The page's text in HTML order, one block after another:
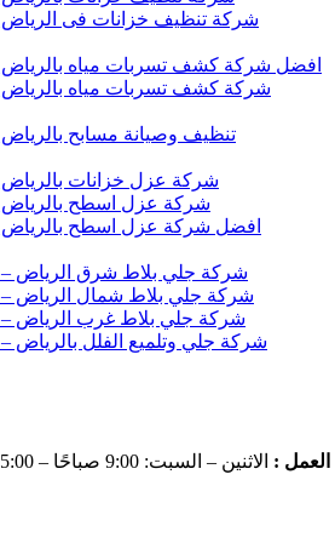
شركة تنظيف خزانات فى الرياض 0552050702
افضل شركة كشف تسربات مياه بالرياض 0552050702
شركة كشف تسربات مياه بالرياض 0552050702
تنظيف وصيانة مسابح بالرياض 0552050702
شركة عزل خزانات بالرياض 0552050702
شركة عزل اسطح بالرياض 0552050702
افضل شركة عزل اسطح بالرياض 0552050702
شركة جلي بلاط شرق الرياض – 0552050702
شركة جلي بلاط شمال الرياض – 0552050702
شركة جلي بلاط غرب الرياض – 0552050702
شركة جلي وتلميع الفلل بالرياض – 0552050702
: الاثنين – السبت: 9:00 صباحًا – 5:00 مساءً، الأحد: مغلق